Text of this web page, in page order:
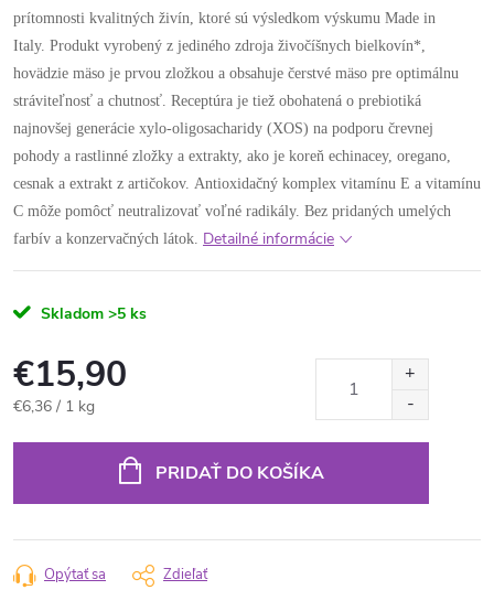
prítomnosti kvalitných živín, ktoré sú výsledkom výskumu Made in
Italy. Produkt vyrobený z jediného zdroja živočíšnych bielkovín*,
hovädzie mäso je prvou zložkou a obsahuje čerstvé mäso pre optimálnu
stráviteľnosť a chutnosť. Receptúra ​​je tiež obohatená o prebiotiká
najnovšej generácie xylo-oligosacharidy (XOS) na podporu črevnej
pohody a rastlinné zložky a extrakty, ako je koreň echinacey, oregano,
cesnak a extrakt z artičokov. Antioxidačný komplex vitamínu E a vitamínu
C môže pomôcť neutralizovať voľné radikály. Bez pridaných umelých
farbív a konzervačných látok. Detailné informácie
Skladom >5 ks
€15,90
Jednotková
€6,36 / 1 kg
PRIDAŤ DO KOŠÍKA
Opýtať sa Zdieľať